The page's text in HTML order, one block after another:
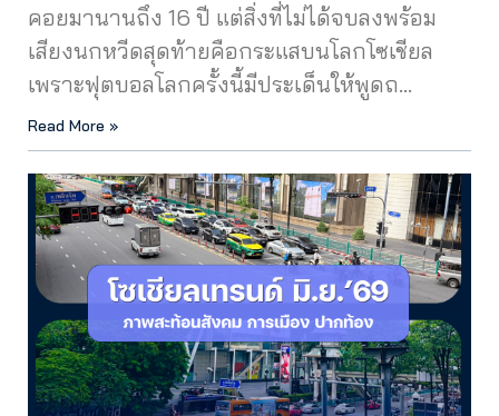
คอยมานานถึง 16 ปี แต่สิ่งที่ไม่ได้จบลงพร้อม
เสียงนกหวีดสุดท้ายคือกระแสบนโลกโซเชียล
เพราะฟุตบอลโลกครั้งนี้มีประเด็นให้พูดถ…
Read More »